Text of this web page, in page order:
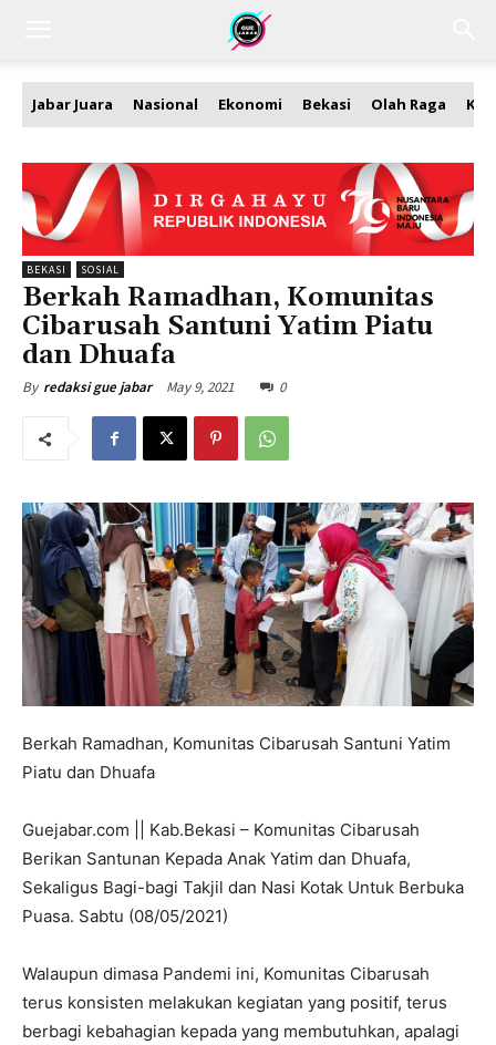
Jabar Juara Nasional Ekonomi Bekasi Olah Raga
BEKASI SOSIAL
Berkah Ramadhan, Komunitas
Cibarusah Santuni Yatim Piatu
dan Dhuafa
By redaksi gue jabar May 9, 2021 0
Berkah Ramadhan, Komunitas Cibarusah Santuni Yatim
Piatu dan Dhuafa
Guejabar.com || Kab.Bekasi – Komunitas Cibarusah
Berikan Santunan Kepada Anak Yatim dan Dhuafa,
Sekaligus Bagi-bagi Takjil dan Nasi Kotak Untuk Berbuka
Puasa. Sabtu (08/05/2021)
Walaupun dimasa Pandemi ini, Komunitas Cibarusah
terus konsisten melakukan kegiatan yang positif, terus
berbagi kebahagian kepada yang membutuhkan, apalagi